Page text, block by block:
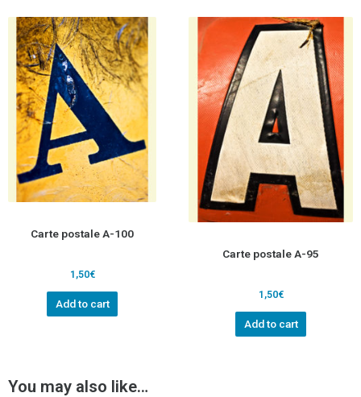
Carte postale A-100
1,50€
Add to cart
Carte postale A-95
1,50€
Add to cart
You may also like…